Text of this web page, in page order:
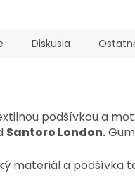
Diskusia
podšívkou a
Santoro London.
materiál a podšívka